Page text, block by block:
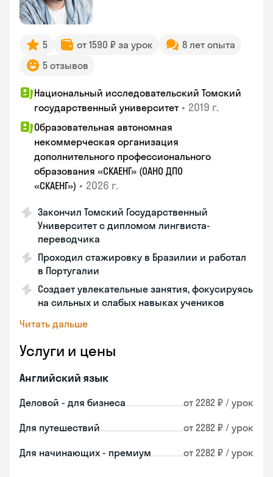
5 от 1590 ₽ за урок
8 лет опыта
5 отзывов
Национальный исследовательский Томский
государственный университет • 2019 г.
Образовательная автономная
некоммерческая организация
дополнительного профессионального
образования «СКАЕНГ» (ОАНО ДПО
«СКАЕНГ») • 2026 г.
Закончил Томский Государственный
Университет с дипломом лингвиста-
переводчика
Проходил стажировку в Бразилии и работал
в Португалии
Создает увлекательные занятия, фокусируясь
на сильных и слабых навыках учеников
Читать дальше
Услуги и цены
Английский язык
Деловой - для бизнеса от 2282 ₽ / урок
Для путешествий от 2282 ₽ / урок
Для начинающих - премиум от 2282 ₽ / урок